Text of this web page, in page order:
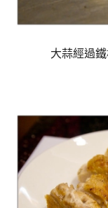
大蒜經過